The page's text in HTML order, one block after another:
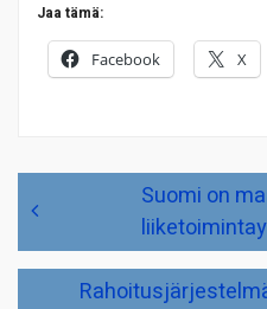
Jaa tämä:
Facebook X
selaus
Suomi on